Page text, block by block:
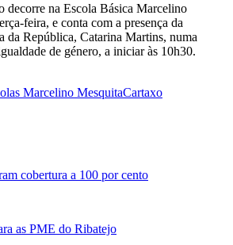
decorre na Escola Básica Marcelino
feira, e conta com a presença da
da República, Catarina Martins, numa
de género, a iniciar às 10h30.
Marcelino MesquitaCartaxo
cobertura a 100 por cento
as PME do Ribatejo